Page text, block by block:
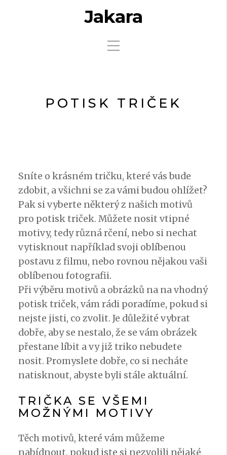
Jakara
POTISK TRIČEK
Sníte o krásném tričku, které vás bude
zdobit, a všichni se za vámi budou ohlížet?
Pak si vyberte některý z našich motivů
pro potisk triček. Můžete nosit vtipné
motivy, tedy různá rčení, nebo si nechat
vytisknout například svoji oblíbenou
postavu z filmu, nebo rovnou nějakou vaši
oblíbenou fotografii.
Při výběru motivů a obrázků na na vhodný
potisk triček, vám rádi poradíme, pokud si
nejste jisti, co zvolit. Je důležité vybrat
dobře, aby se nestalo, že se vám obrázek
přestane líbit a vy již triko nebudete
nosit. Promyslete dobře, co si necháte
natisknout, abyste byli stále aktuální.
TRIČKA SE VŠEMI
MOŽNÝMI MOTIVY
Těch motivů, které vám můžeme
nabídnout, pokud jste si nezvolili nějaké